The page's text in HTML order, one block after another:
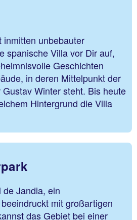
inmitten unbebauter
spanische Villa vor Dir auf,
Geschichten
in deren Mittelpunkt der
Winter steht. Bis heute
Hintergrund die Villa
de Jandia, ein
mit großartigen
das Gebiet bei einer